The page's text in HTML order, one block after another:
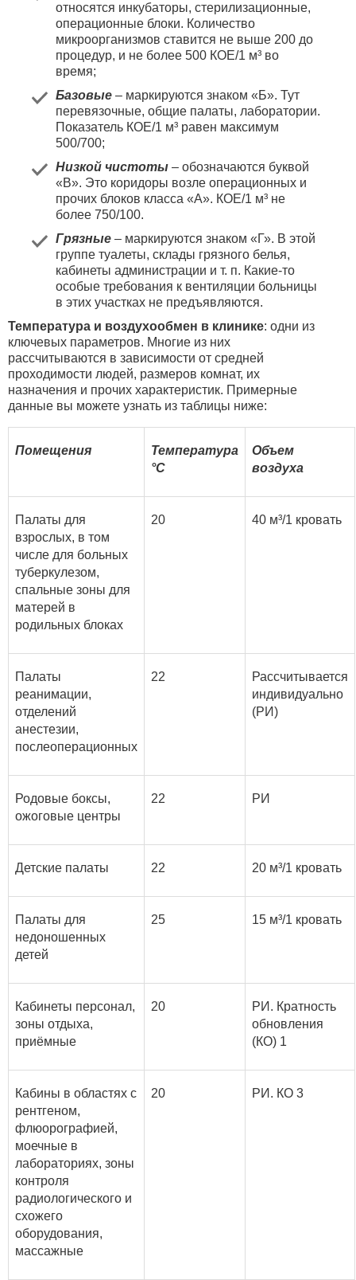
относятся инкубаторы, стерилизационные,
операционные блоки. Количество
микроорганизмов ставится не выше 200 до
процедур, и не более 500 КОЕ/1 м³ во
время;
Базовые – маркируются знаком «Б». Тут
перевязочные, общие палаты, лаборатории.
Показатель КОЕ/1 м³ равен максимум
500/700;
Низкой чистоты – обозначаются буквой
«В». Это коридоры возле операционных и
прочих блоков класса «А». КОЕ/1 м³ не
более 750/100.
Грязные – маркируются знаком «Г». В этой
группе туалеты, склады грязного белья,
кабинеты администрации и т. п. Какие-то
особые требования к вентиляции больницы
в этих участках не предъявляются.
Температура и воздухообмен в клинике: одни из
ключевых параметров. Многие из них
рассчитываются в зависимости от средней
проходимости людей, размеров комнат, их
назначения и прочих характеристик. Примерные
данные вы можете узнать из таблицы ниже:
Помещения
Температура
°C
Объем
воздуха
Палаты для
взрослых, в том
числе для больных
туберкулезом,
спальные зоны для
матерей в
родильных блоках
20 40 м³/1 кровать
Палаты
реанимации,
отделений
анестезии,
послеоперационных
22
Рассчитывается
индивидуально
(РИ)
Родовые боксы,
ожоговые центры
22 РИ
Детские палаты 22 20 м³/1 кровать
Палаты для
недоношенных
детей
25 15 м³/1 кровать
Кабинеты персонал,
зоны отдыха,
приёмные
20
РИ. Кратность
обновления
(КО) 1
Кабины в областях с
рентгеном,
флюорографией,
моечные в
лабораториях, зоны
контроля
радиологического и
схожего
оборудования,
массажные
20 РИ. КО 3